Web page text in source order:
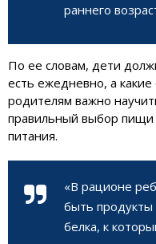
раннего
По ее словам, дети
есть ежедневно, а
родителям важно
правильный выбор пищи
питания.
«В рационе
быть
белка, к